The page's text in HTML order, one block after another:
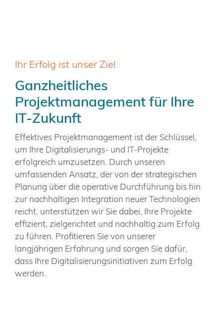
Ihr Erfolg ist unser Ziel
Ganzheitliches
Projektmanagement für Ihre
IT-Zukunft
Effektives Projektmanagement ist der Schlüssel,
um Ihre Digitalisierungs- und IT-Projekte
erfolgreich umzusetzen. Durch unseren
umfassenden Ansatz, der von der strategischen
Planung über die operative Durchführung bis hin
zur nachhaltigen Integration neuer Technologien
reicht, unterstützen wir Sie dabei, Ihre Projekte
effizient, zielgerichtet und nachhaltig zum Erfolg
zu führen. Profitieren Sie von unserer
langjährigen Erfahrung und sorgen Sie dafür,
dass Ihre Digitalisierungsinitiativen zum Erfolg
werden.